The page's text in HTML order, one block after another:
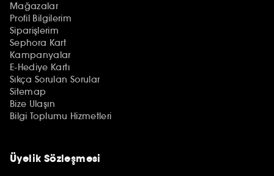
Mağazalar
Profil Bilgilerim
Siparişlerim
Sephora Kart
Kampanyalar
E-Hediye Kartı
Sıkça Sorulan Sorular
Sitemap
Bize Ulaşın
Bilgi Toplumu Hizmetleri
Üyelik Sözleşmesi